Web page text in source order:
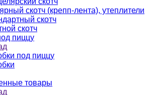
скотч (крепп-лента), утеплители
скотч
скотч
пиццу
под пиццу
товары